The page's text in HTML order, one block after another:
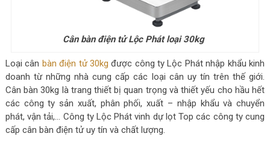
Cân bàn điện tử Lộc Phát loại 30kg
Loại cân bàn điện tử 30kg được công ty Lộc Phát nhập khẩu kinh
doanh từ những nhà cung cấp các loại cân uy tín trên thế giới.
Cân bàn 30kg là trang thiết bị quan trọng và thiết yếu cho hầu hết
các công ty sản xuất, phân phối, xuất – nhập khẩu và chuyển
phát, vận tải,… Công ty Lộc Phát vinh dự lọt Top các công ty cung
cấp cân bàn điện tử uy tín và chất lượng.